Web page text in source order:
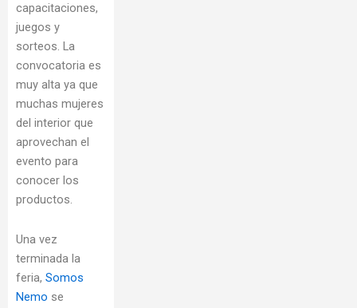
capacitaciones,
juegos y
sorteos. La
convocatoria es
muy alta ya que
muchas mujeres
del interior que
aprovechan el
evento para
conocer los
productos.
Una vez
terminada la
feria, Somos
Nemo se